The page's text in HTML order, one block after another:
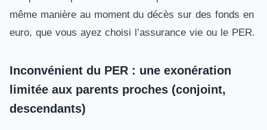
même manière au moment du décès sur des fonds en
euro, que vous ayez choisi l’assurance vie ou le PER.
Inconvénient du PER : une exonération
limitée aux parents proches (conjoint,
descendants)